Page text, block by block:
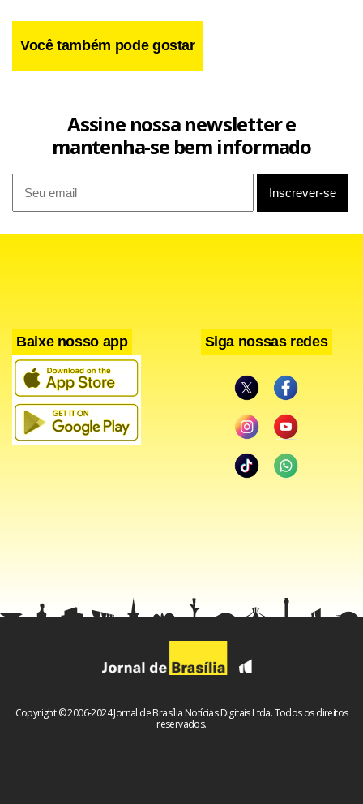
Você também pode gostar
Assine nossa newsletter e
mantenha-se bem informado
Baixe nosso app Siga nossas redes
Copyright © 2006-2024 Jornal de Brasília Notícias Digitais Ltda. Todos os direitos
reservados.